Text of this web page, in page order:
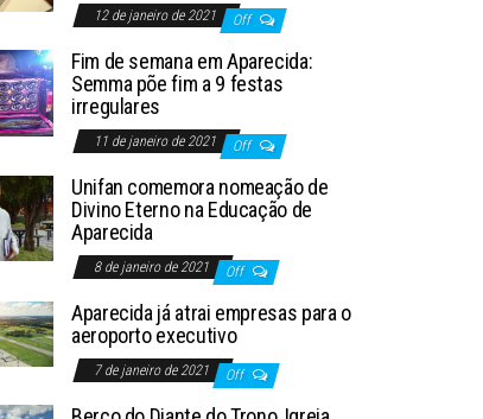
12 de janeiro de 2021 Off
Fim de semana em Aparecida:
Semma põe fim a 9 festas
irregulares
11 de janeiro de 2021 Off
Unifan comemora nomeação de
Divino Eterno na Educação de
Aparecida
8 de janeiro de 2021 Off
Aparecida já atrai empresas para o
aeroporto executivo
7 de janeiro de 2021 Off